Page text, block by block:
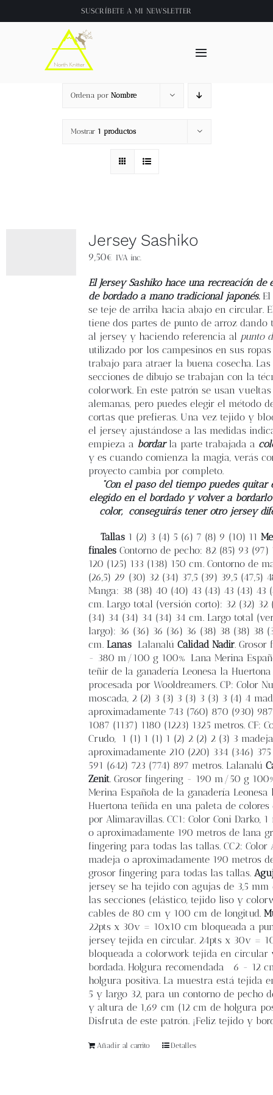
al
SUSCRÍBETE A MI NEWSLETTER
Toggle
Inicio
About
Tienda
Videos
Blog
Contacto
Newsletter
Carrito
Mi cuenta
Ordena por Nombre
Mostrar 1 productos
Jersey Sashiko
9,50€ IVA inc.
El Jersey Sashiko hace una recreación de
de bordado a mano tradicional japonés.El
se teje de arriba hacia abajo en circular.
tiene dos partes de punto de arroz dando
al jersey y haciendo referencia al punto
utilizado por los campesinos en sus ropas
trabajo para atraer la buena cosecha. Las
secciones de dibujo se trabajan con la
colorwork. En este patrón se usan
alemanas, pero puedes elegir el método
cortas que prefieras. Una vez tejido y
el jersey ajustándose a las medidas
empieza a bordarla parte trabajada a
y es cuando comienza la magia, verás
proyecto cambia por completo.
“Con el paso del tiempo puedes quitar
elegido en el bordado y volver a
color,
conseguirás tener otro jersey
Tallas 1 (2) 3 (4) 5 (6) 7 (8) 9 (10) 11
finales Contorno de pecho: 82 (85) 93 (97)
120 (125) 133 (138) 150 cm. Contorno de
(26,5) 29 (30) 32 (34) 37,5 (39) 39,5 (47,5)
Manga: 38 (38) 40 (40) 43 (43) 43 (43) 43
cm. Largo total (versión corto): 32 (32) 32
(34) 34 (34) 34 (34) 34 cm. Largo total
largo): 36 (36) 36 (36) 36 (38) 38 (38) 38
cm. Lanas Lalanalú Calidad Nadir. Grosor
- 380 m/100 g 100% Lana Merina
teñir de la ganadería Leonesa la
procesada por Wooldreamers. CP: Color
moscada, 2 (2) 3 (3) 3 (3) 3 (3) 3 (4) 4
aproximadamente 743 (760) 870 (930)
1087 (1137) 1180 (1223) 1325 metros. CF:
Crudo, 1 (1) 1 (1) 1 (2) 2 (2) 2 (3) 3
aproximadamente 210 (220) 334 (346) 375
591 (642) 723 (774) 897 metros. Lalanalú
Zenit. Grosor fingering - 190 m/50 g
Merina Española de la ganadería Leonesa
Huertona teñida en una paleta de colores
por Alimaravillas. CC1: Color Coni Darko,
o aproximadamente 190 metros de lana
fingering para todas las tallas. CC2: Color
madeja o aproximadamente 190 metros
grosor fingering para todas las tallas.
jersey se ha tejido con agujas de 3,5 mm
las secciones (elástico, tejido liso y
cables de 80 cm y 100 cm de longitud.
22pts x 30v = 10x10 cm bloqueada a
jersey tejida en circular. 24pts x 30v =
bloqueada a colorwork tejida en circular
bordada. Holgura recomendada
6 - 12
holgura positiva. La muestra está tejida
5 y largo 32, para un contorno de pecho
y altura de 1,69 cm (12 cm de holgura
Disfruta de este patrón. ¡Feliz tejido y
Añadir al carrito Detalles